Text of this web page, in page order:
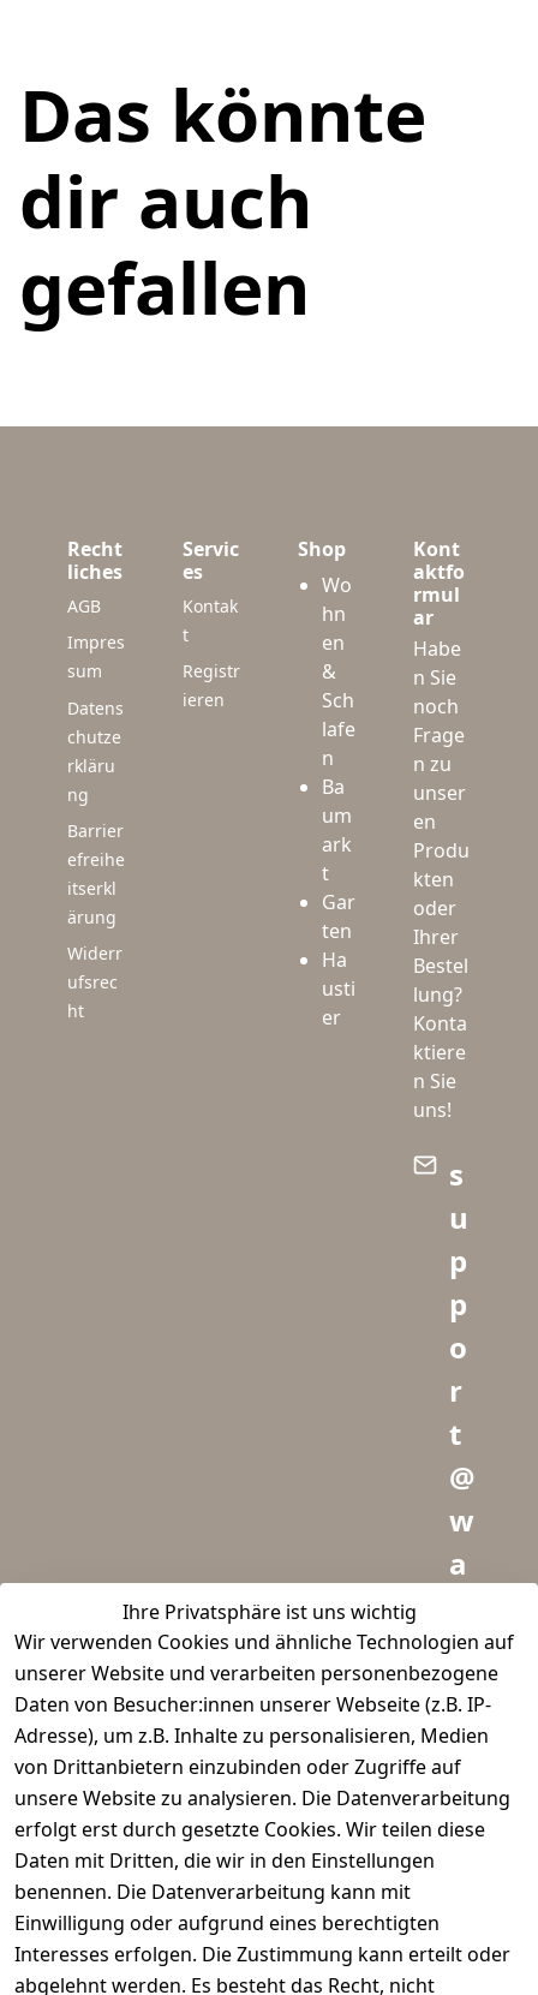
Das könnte
dir auch
gefallen
Ihre Privatsphäre ist uns wichtig
Wir verwenden Cookies und ähnliche Technologien auf
unserer Website und verarbeiten personenbezogene
Daten von Besucher:innen unserer Webseite (z.B. IP-
Adresse), um z.B. Inhalte zu personalisieren, Medien
von Drittanbietern einzubinden oder Zugriffe auf
unsere Website zu analysieren. Die Datenverarbeitung
erfolgt erst durch gesetzte Cookies. Wir teilen diese
Daten mit Dritten, die wir in den Einstellungen
benennen. Die Datenverarbeitung kann mit
Einwilligung oder aufgrund eines berechtigten
Interesses erfolgen. Die Zustimmung kann erteilt oder
abgelehnt werden. Es besteht das Recht, nicht
Recht
liches
AGB
Impres
sum
Datens
chutze
rkläru
ng
Barrier
efreihe
itserkl
ärung
Widerr
ufsrec
ht
Servic
es
Kontak
t
Registr
ieren
Shop
Wo
hn
en
&
Sch
lafe
n
Ba
um
ark
t
Gar
ten
Ha
usti
er
Kont
aktfo
rmul
ar
Habe
n Sie
noch
Frage
n zu
unser
en
Produ
kten
oder
Ihrer
Bestel
lung?
Konta
ktiere
n Sie
uns!
s
u
p
p
o
r
t
@
w
a
d
m
e
i
s
r.